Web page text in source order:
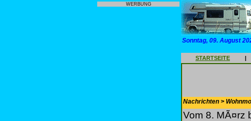
WERBUNG
Sonntag, 09. August
STARTSEITE |
Nachrichten >
Vom 8. MÃ¤rz